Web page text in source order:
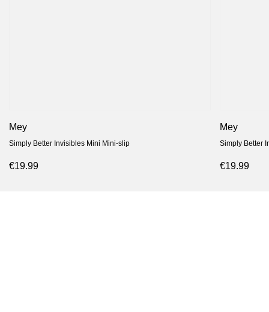
Mey
Simply Better Invisibles Mini Mini-slip
€19.99
Mey
Simply Better
€19.99